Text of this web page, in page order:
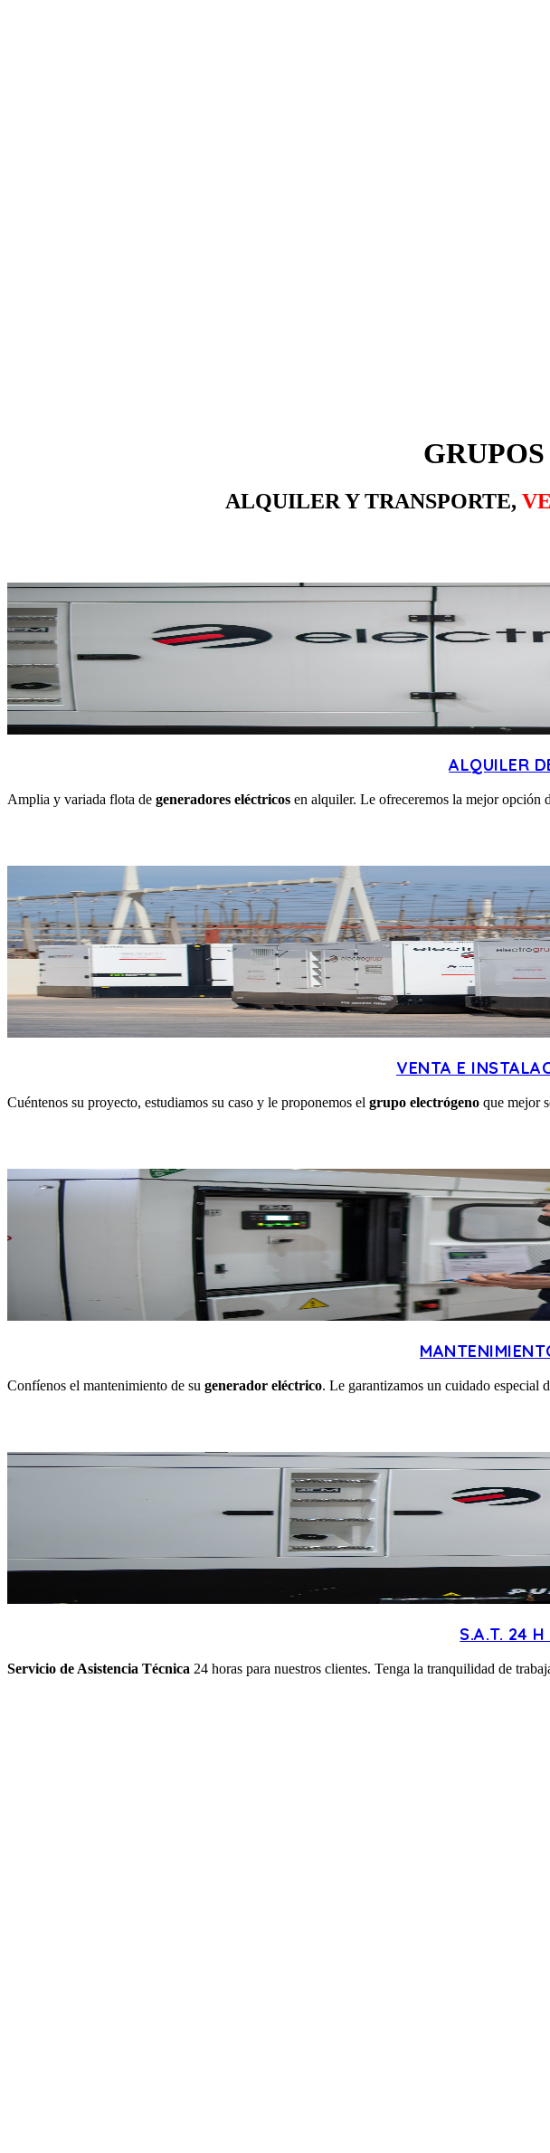
GRUPOS
ALQUILER Y TRANSPORTE,
ALQUILER
Amplia y variada flota de generadores eléctricos en alquiler. Le ofreceremos la mejor opción
VENTA E
Cuéntenos su proyecto, estudiamos su caso y le proponemos el grupo electrógeno que mejor
Confíenos el mantenimiento de su generador eléctrico. Le garantizamos un cuidado especial
S.A.T. 24 H
Servicio de Asistencia Técnica 24 horas para nuestros clientes. Tenga la tranquilidad de